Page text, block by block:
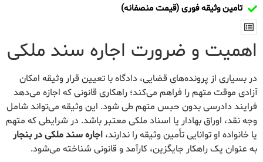
تامین وثیقه فوری (قیمت منصفانه)
اهمیت و ضرورت اجاره سند ملکی
در بسیاری از پرونده‌های قضایی، دادگاه با تعیین قرار وثیقه امکان
آزادی موقت متهم را فراهم می‌کند؛ راهکاری قانونی که اجازه می‌دهد
فرایند دادرسی بدون حبس متهم طی شود. این وثیقه می‌تواند شامل
وجه نقد، اوراق بهادار یا اسناد ملکی معتبر باشد. در شرایطی که متهم
یا خانواده او توانایی تأمین وثیقه را ندارند، اجاره سند ملکی در بنجار
به عنوان یک راهکار جایگزین، کارآمد و قانونی شناخته می‌شود.